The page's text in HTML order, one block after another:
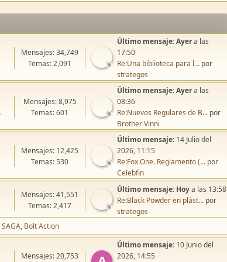
Mensajes: 34,749
Temas: 2,091
Último mensaje:Ayera las
17:50
Re:Una biblioteca para l... por
strategos
Mensajes: 8,975
Temas: 601
Último mensaje:Ayera las
08:36
Re:Nuevos Regulares de B... por
Brother Vinni
Mensajes: 12,425
Temas: 530
Último mensaje: 14 Julio del
2026, 11:15
Re:Fox One. Reglamento (... por
Celebfin
Mensajes: 41,551
Temas: 2,417
Último mensaje: Hoya las 13:58
Re:Black Powder en plást... por
strategos
SAGA Bolt Action
Mensajes: 20,753
Último mensaje: 10 Junio del
2026, 14:55